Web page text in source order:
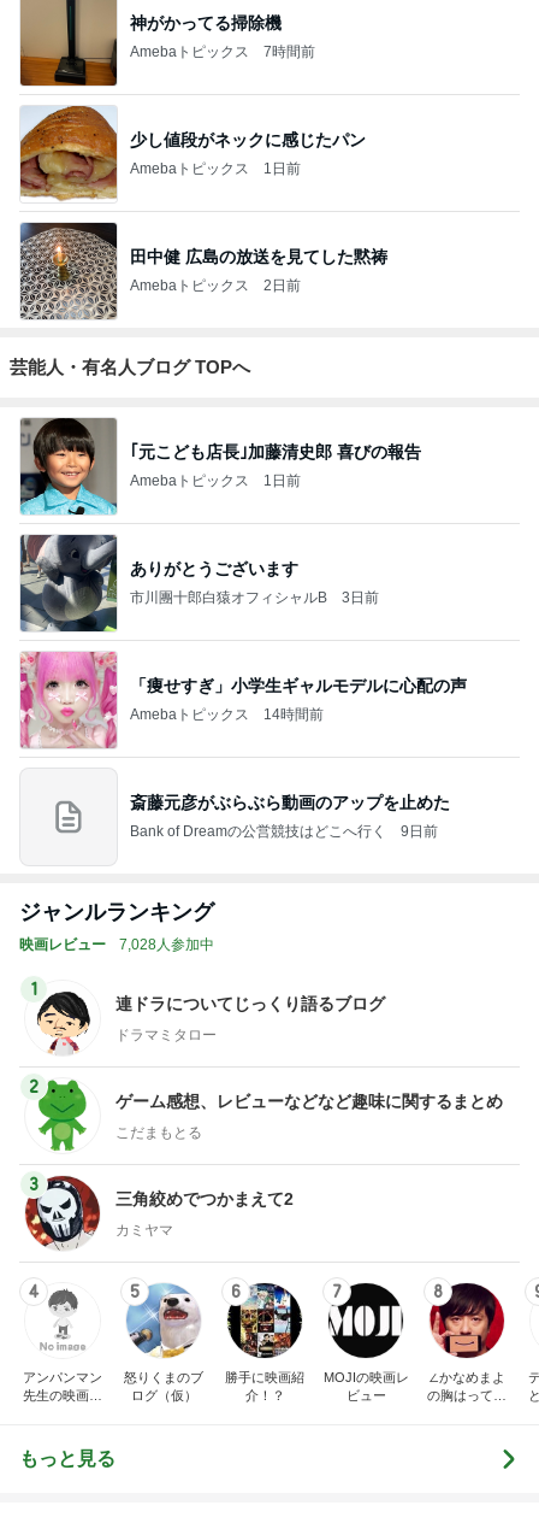
神がかってる掃除機
Amebaトピックス 7時間前
少し値段がネックに感じたパン
Amebaトピックス 1日前
田中健 広島の放送を見てした黙祷
Amebaトピックス 2日前
芸能人・有名人ブログ TOPへ
｢元こども店長｣加藤清史郎 喜びの報告
Amebaトピックス 1日前
ありがとうございます
市川團十郎白猿オフィシャルB 3日前
「痩せすぎ」小学生ギャルモデルに心配の声
Amebaトピックス 14時間前
斎藤元彦がぶらぶら動画のアップを止めた
Bank of Dreamの公営競技はどこへ行く 9日前
ジャンルランキング
映画レビュー 7,028人参加中
1
連ドラについてじっくり語るブログ
ドラマミタロー
2
ゲーム感想、レビューなどなど趣味に関するまとめ
こだまもとる
3
三角絞めでつかまえて2
カミヤマ
4
アンパンマン
先生の映画講
5
怒りくまのブ
ログ（仮）
6
勝手に映画紹
介！？
7
MOJIの映画レ
ビュー
8
∠かなめまよ
の胸はって行
もっと見る